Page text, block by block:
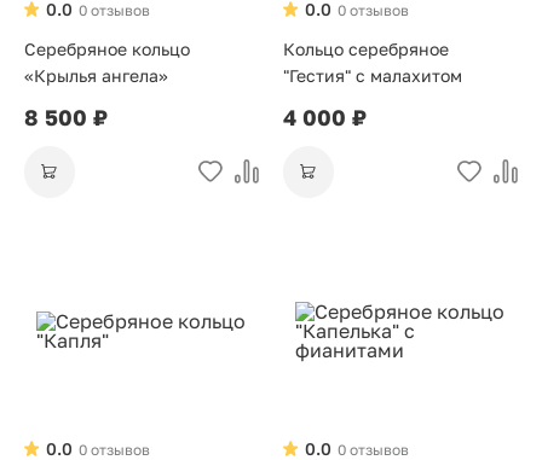
0 отзывов
0.0
Серебряное кольцо
«Крылья ангела»
8 500 ₽
0 отзывов
0.0
Кольцо серебряное
"Гестия" с малахитом
4 000 ₽
0 отзывов
0.0
0 отзывов
0.0